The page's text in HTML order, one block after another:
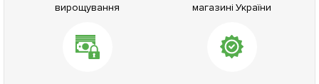
вирощування
магазині України